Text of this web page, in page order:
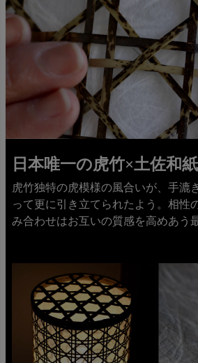
日本唯一の虎竹×土佐和紙
虎竹独特の虎模様の風合いが、手漉
って更に引き立てられたよう。相性
み合わせはお互いの質感を高めあう